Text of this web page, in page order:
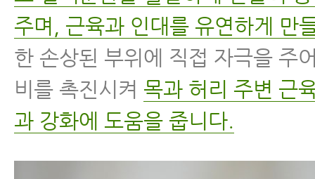
주며, 근육과 인대를 유연하게 만
한 손상된 부위에 직접 자극을 주
비를 촉진시켜 목과 허리 주변 근
과 강화에 도움을 줍니다.